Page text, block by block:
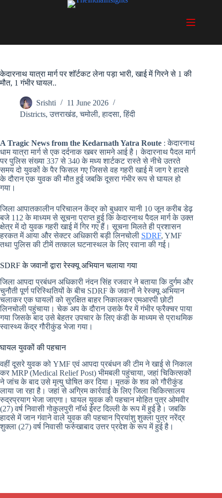
केदारनाथ यात्रा मार्ग पर शॉर्टकट लेना पड़ा भारी, खाई में गिरने से 1 की
मौत, 1 गंभीर घायल..
Srishti
11 June 2026
Districts,उत्तराखंड,चमोली,हादसा,हिंदी
A Tragic News from the Kedarnath Yatra Route : केदारनाथ
धाम यात्रा मार्ग से एक दर्दनाक खबर सामने आई है। केदारनाथ पैदल मार्ग
पर पुलिस संख्या 337 से 340 के मध्य शार्टकट रास्ते से नीचे उतरते
समय दो युवकों के पैर फिसल गए जिससे वह गहरी खाई में जाग रे हादसे
के दौरान एक युवक की मौत हुई जबकि दूसरा गंभीर रूप से घायल हो
गया।
जिला आपातकालीन परिचालन केंद्र को बुधवार यानी 10 जून करीब डेढ़
बजे 112 के माध्यम से सूचना प्राप्त हुई कि केदारनाथ पैदल मार्ग के उक्त
क्षेत्र में दो युवक गहरी खाई में गिर गए हैं। सूचना मिलते ही प्रशासन
हरकत में आया और सेक्टर अधिकारी बड़ी लिनचोली SDRF, YMF
तथा पुलिस की टीमें तत्काल घटनास्थल के लिए रवाना की गई।
SDRF के जवानों द्वारा रेस्क्यू अभियान चलाया गया
जिला आपदा प्रबंधन अधिकारी नंदन सिंह रजवार ने बताया कि दुर्गम और
चुनौती पूर्ण परिस्थितियों के बीच SDRF के जवानों ने रेस्क्यू अभियान
चलाकर एक घायलों को सुरक्षित बाहर निकालकर एमआरपी छोटी
लिनचोली पहुंचाया। चेक अप के दौरान उसके पैर में गंभीर फ्रैक्चर पाया
गया जिसके बाद उसे बेहतर उपचार के लिए कंडी के माध्यम से प्राथमिक
स्वास्थ्य केंद्र गौरीकुंड भेजा गया।
घायल युवकों की पहचान
वहीं दूसरे युवक को YMF एवं आपदा प्रबंधन की टीम ने खाई से निकाल
कर MRP (Medical Relief Post) भीमबली पहुंचाया, जहां चिकित्सकों
ने जांच के बाद उसे मृत्यु घोषित कर दिया। मृतक के शव को गौरीकुंड
लाया जा रहा है। जहां से अग्रिम कार्रवाई के लिए जिला चिकित्सालय
रुद्रप्रयाग भेजा जाएगा। घायल युवक की पहचान मोहित पुत्र ओमवीर
(27) वर्ष निवासी गोकुलपुरी नॉर्थ ईस्ट दिल्ली के रूप में हुई है। जबकि
हादसे में जान गंवाने वाले युवक की पहचान प्रियांशु शुक्ला पुत्र नरेंद्र
शुक्ला (27) वर्ष निवासी फर्रुखाबाद उत्तर प्रदेश के रूप में हुई है।